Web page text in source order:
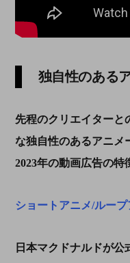
独自性のある
先程のクリエイターと
な独自性のあるアニメ
2023年の動画広告の特
ショートアニメ/ループ
日本マクドナルドが公